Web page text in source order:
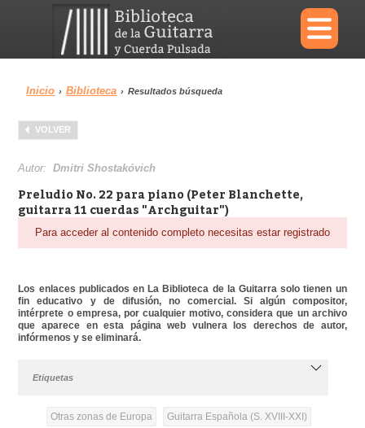
×
Menu
Biblioteca
Área personal Reproductor
Inicio › Biblioteca › Resultados búsqueda
VOLVER
Autor:Dmitri Shostakóvich
Preludio No. 22 para piano (Peter Blanchette,
guitarra 11 cuerdas "Archguitar")
Para acceder al contenido completo necesitas estar registrado
Los enlaces publicados en La Biblioteca de la Guitarra solo tienen un
fin educativo y de difusión, no comercial. Si algún compositor,
intérprete o empresa, por cualquier motivo, considera que un archivo
que aparece en esta página web vulnera los derechos de autor,
infórmenos y se eliminará.
Etiquetas
Otras zonas de Europa Guitarra Española (S. XVIII-XXI)